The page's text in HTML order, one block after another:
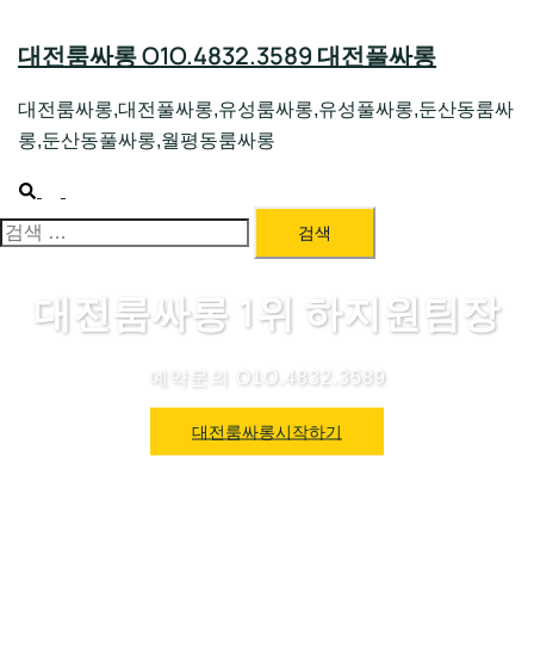
대전룸싸롱 O1O.4832.3589 대전풀싸롱
대전룸싸롱,대전풀싸롱,유성룸싸롱,유성풀싸롱,둔산동룸싸
롱,둔산동풀싸롱,월평동룸싸롱
Search
menu
검
대전룸싸롱 1위 하지원팀장
예약문의 O1O.4832.3589
대전룸싸롱시작하기